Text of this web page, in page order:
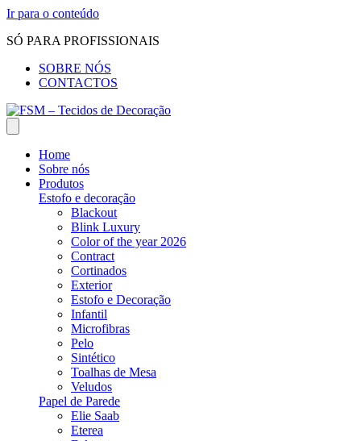
Ir para o conteúdo
SÓ PARA PROFISSIONAIS
SOBRE NÓS
CONTACTOS
Home
Sobre nós
Produtos
Estofo e decoração
Blackout
Blink Luxury
Color of the year 2026
Contract
Cortinados
Exterior
Estofo e Decoração
Infantil
Microfibras
Pelo
Sintético
Toalhas de Mesa
Veludos
Papel de Parede
Elie Saab
Eterea